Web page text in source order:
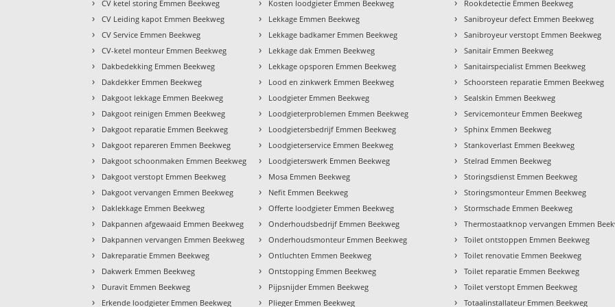
CV ketel storing Emmen Beekweg
› CV Leiding kapot Emmen Beekweg
› CV Service Emmen Beekweg
› CV-ketel monteur Emmen Beekweg
› Dakbedekking Emmen Beekweg
› Dakdekker Emmen Beekweg
› Dakgoot lekkage Emmen Beekweg
› Dakgoot reinigen Emmen Beekweg
› Dakgoot reparatie Emmen Beekweg
› Dakgoot repareren Emmen Beekweg
› Dakgoot schoonmaken Emmen Beekweg
› Dakgoot verstopt Emmen Beekweg
› Dakgoot vervangen Emmen Beekweg
› Daklekkage Emmen Beekweg
› Dakpannen afgewaaid Emmen Beekweg
› Dakpannen vervangen Emmen Beekweg
› Dakreparatie Emmen Beekweg
› Dakwerk Emmen Beekweg
› Duravit Emmen Beekweg
› Erkende loodgieter Emmen Beekweg
Kosten loodgieter Emmen Beekweg
› Lekkage Emmen Beekweg
› Lekkage badkamer Emmen Beekweg
› Lekkage dak Emmen Beekweg
› Lekkage opsporen Emmen Beekweg
› Lood en zinkwerk Emmen Beekweg
› Loodgieter Emmen Beekweg
› Loodgieterproblemen Emmen Beekweg
› Loodgietersbedrijf Emmen Beekweg
› Loodgieterservice Emmen Beekweg
› Loodgieterswerk Emmen Beekweg
› Mosa Emmen Beekweg
› Nefit Emmen Beekweg
› Offerte loodgieter Emmen Beekweg
› Onderhoudsbedrijf Emmen Beekweg
› Onderhoudsmonteur Emmen Beekweg
› Ontluchten Emmen Beekweg
› Ontstopping Emmen Beekweg
› Pijpsnijder Emmen Beekweg
› Plieger Emmen Beekweg
Rookdetectie Emmen Beekweg
› Sanibroyeur defect Emmen Beekweg
› Sanibroyeur verstopt Emmen Beekweg
› Sanitair Emmen Beekweg
› Sanitairspecialist Emmen Beekweg
› Schoorsteen reparatie Emmen Beekweg
› Sealskin Emmen Beekweg
› Servicemonteur Emmen Beekweg
› Sphinx Emmen Beekweg
› Stankoverlast Emmen Beekweg
› Stelrad Emmen Beekweg
› Storingsdienst Emmen Beekweg
› Storingsmonteur Emmen Beekweg
› Stormschade Emmen Beekweg
› Thermostaatknop vervangen Emmen
› Toilet ontstoppen Emmen Beekweg
› Toilet renovatie Emmen Beekweg
› Toilet reparatie Emmen Beekweg
› Toilet verstopt Emmen Beekweg
› Totaalinstallateur Emmen Beekweg